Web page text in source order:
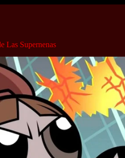
Las Supernenas